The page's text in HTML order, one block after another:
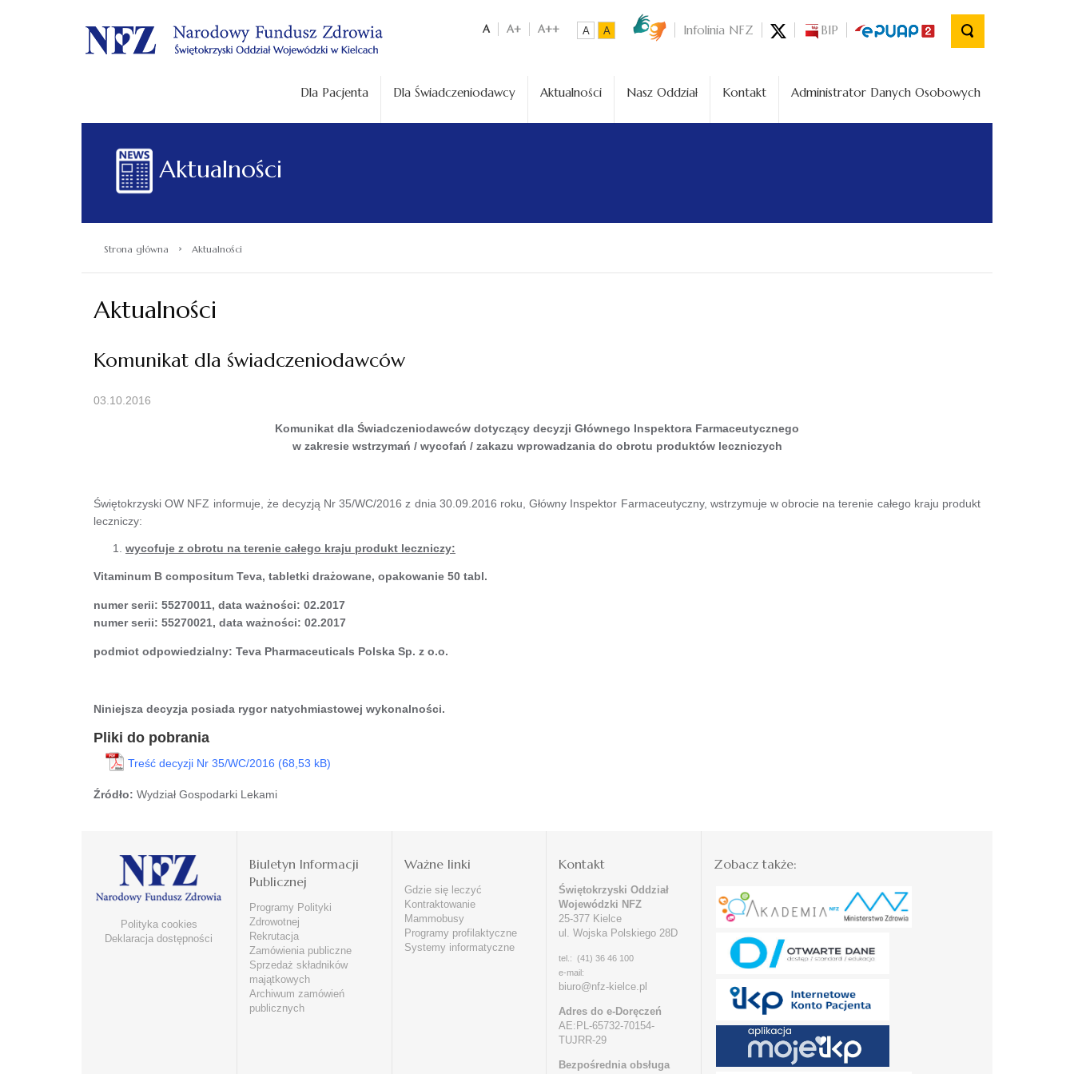
. A A+ A++ A A Infolinia NFZ BIP
Dla Pacjenta Dla Świadczeniodawcy Aktualności Nasz Oddział Kontakt Administrator Danych Osobowych
Aktualności
Strona główna › Aktualności
Aktualności
Komunikat dla świadczeniodawców
03.10.2016
Komunikat dla Świadczeniodawców dotyczący decyzji Głównego Inspektora Farmaceutycznego
w zakresie wstrzymań / wycofań / zakazu wprowadzania do obrotu produktów leczniczych
Świętokrzyski OW NFZ informuje, że decyzją Nr 35/WC/2016 z dnia 30.09.2016 roku, Główny Inspektor Farmaceutyczny, wstrzymuje w obrocie na terenie całego kraju produkt
leczniczy:
wycofuje z obrotu na terenie całego kraju produkt leczniczy:
Vitaminum B compositum Teva, tabletki drażowane, opakowanie 50 tabl.
numer serii: 55270011, data ważności: 02.2017
numer serii: 55270021, data ważności: 02.2017
podmiot odpowiedzialny: Teva Pharmaceuticals Polska Sp. z o.o.
Niniejsza decyzja posiada rygor natychmiastowej wykonalności.
Pliki do pobrania
Treść decyzji Nr 35/WC/2016
Źródło: Wydział Gospodarki Lekami
Polityka cookies
Deklaracja dostępności
Biuletyn Informacji
Publicznej
Programy Polityki
Zdrowotnej
Rekrutacja
Zamówienia publiczne
Sprzedaż składników
majątkowych
Archiwum zamówień
publicznych
Ważne linki
Gdzie się leczyć
Kontraktowanie
Mammobusy
Programy profilaktyczne
Systemy informatyczne
Kontakt
Świętokrzyski Oddział
Wojewódzki NFZ
25-377 Kielce
ul. Wojska Polskiego 28D
tel.: (41) 36 46 100
e-mail:
biuro@nfz-kielce.pl
Adres do e-Doręczeń
AE:PL-65732-70154-
TUJRR-29
Bezpośrednia obsługa
Zobacz także: